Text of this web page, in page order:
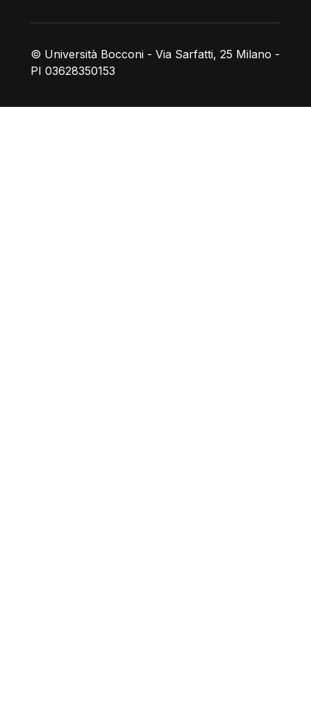
© Università Bocconi - Via Sarfatti, 25 Milano -
PI 03628350153